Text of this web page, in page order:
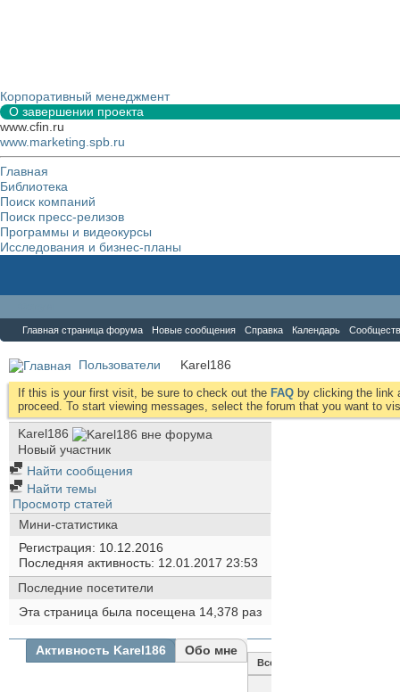
Корпоративный менеджмент
О завершении проекта
www.cfin.ru
www.marketing.spb.ru
Главная
Библиотека
Поиск компаний
Поиск пресс-релизов
Программы и видеокурсы
Исследования и бизнес-планы
Главная страница форума Новые сообщения Справка Календарь
Пользователи Karel186
If this is your first visit, be sure to check out the FAQ by clicking the link
proceed. To start viewing messages, select the forum that you want to
Karel186
Новый участник
Найти сообщения
Найти темы
Просмотр статей
Мини-статистика
Регистрация
10.12.2016
Последняя активность 12.01.2017 23:53
Последние посетители
Эта страница была посещена 14,378 раз
Активность Karel186 Обо мне
Все